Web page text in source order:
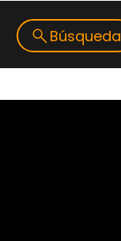
Búsqueda